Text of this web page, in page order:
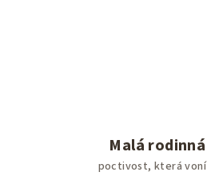
Malá
poctivost, která